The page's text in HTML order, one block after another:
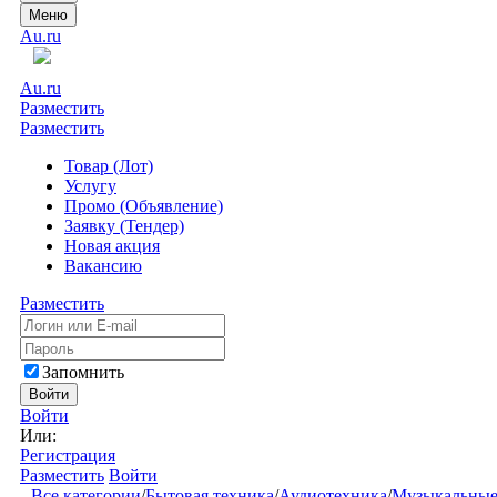
Меню
Au.ru
Au.ru
Разместить
Разместить
Товар (Лот)
Услугу
Промо (Объявление)
Заявку (Тендер)
Новая акция
Вакансию
Разместить
Запомнить
Войти
Войти
Или:
Регистрация
Разместить Войти